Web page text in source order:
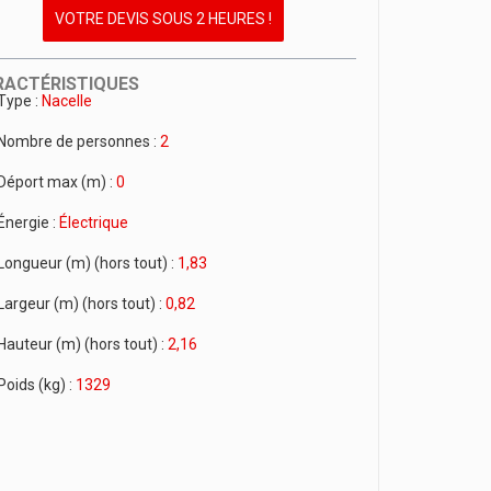
VOTRE DEVIS SOUS 2 HEURES !
: Nacelle
de personnes :2
max (m) :0
: Électrique
(m) (hors tout) : 1,83
(m) (hors tout) :0,82
(m) (hors tout) :2,16
(kg) : 1329